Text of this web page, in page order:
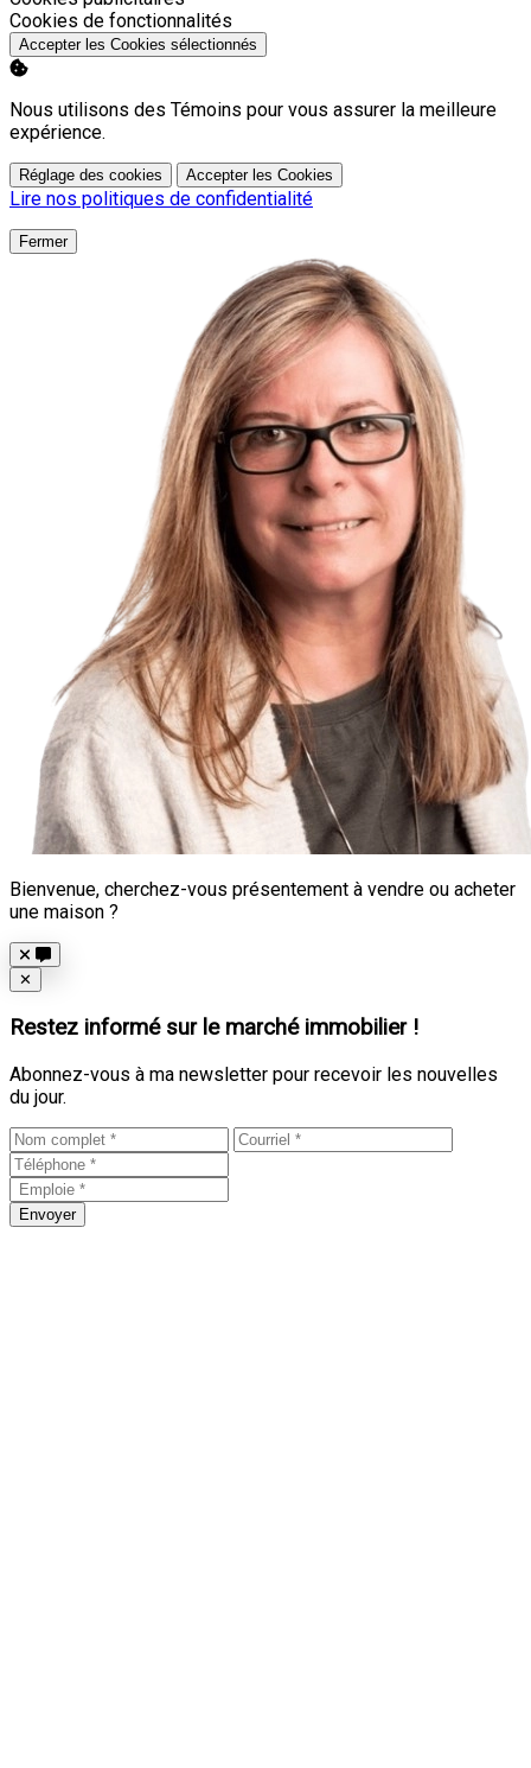
Activer
Cookies de fonctionnalités
Accepter les Cookies sélectionnés
Nous utilisons des Témoins pour vous assurer la meilleure
expérience.
Réglage des cookies Accepter les Cookies
Lire nos politiques de confidentialité
Fermer
Bienvenue, cherchez-vous présentement à vendre ou acheter
une maison ?
Close
✕
Restez informé sur le marché immobilier !
Abonnez-vous à ma newsletter pour recevoir les nouvelles
du jour.
Envoyer